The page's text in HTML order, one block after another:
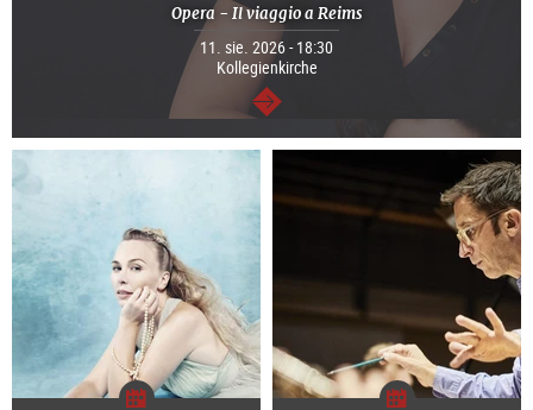
Opera - Il viaggio a Reims
11. sie. 2026 - 18:30
Kollegienkirche
dalej